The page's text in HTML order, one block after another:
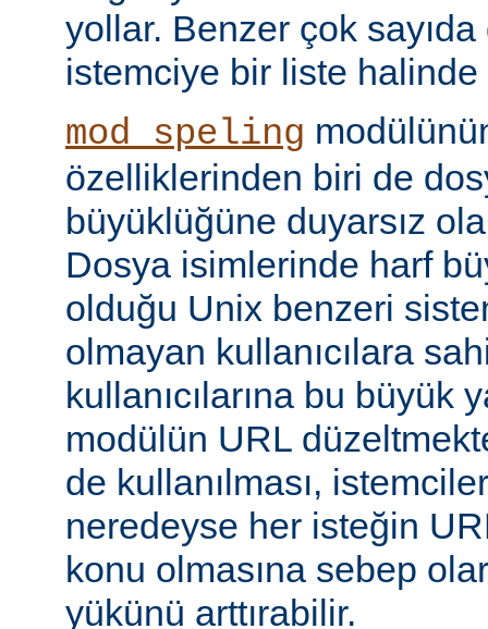
yollar. Benzer çok
istemciye bir liste halinde
mod_speling
özelliklerinden biri de
büyüklüğüne duyarsız
Dosya isimlerinde harf
olduğu Unix benzeri
olmayan kullanıcılara
kullanıcılarına bu büyük
modülün URL
de kullanılması,
neredeyse her isteğin
konu olmasına sebep
yükünü arttırabilir.